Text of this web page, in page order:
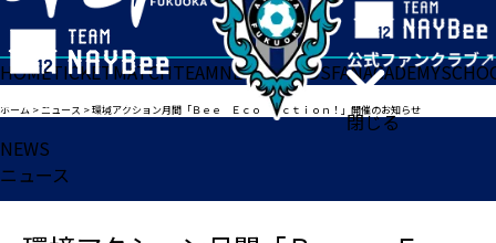
閉じる
HOMETICKETMATCHTEAMNEWSGOODSFANACADEMY
ホーム >ニュース >環境アクション月間「Ｂｅｅ Ｅｃｏ Ａｃｔｉｏｎ！」開催のお知らせ
NEWS
ニュース